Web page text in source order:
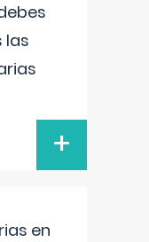
las
+
en